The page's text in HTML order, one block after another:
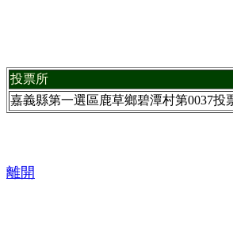
投票所
嘉義縣第一選區鹿草鄉碧潭村第0037投
離開